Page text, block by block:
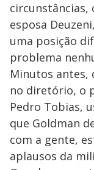
circunstâncias,
esposa
uma posição
problema
Minutos antes,
no diretório, o
Pedro Tobias,
que Goldman
com a gente,
aplausos da